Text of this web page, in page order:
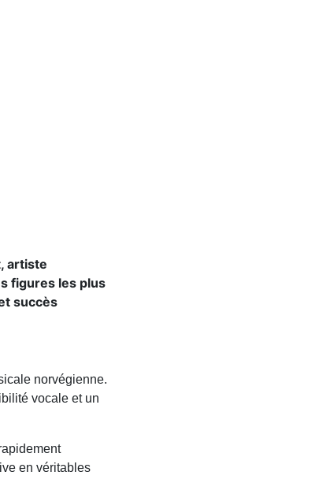
artiste
figures les plus
succès
norvégienne.
vocale et un
en véritables